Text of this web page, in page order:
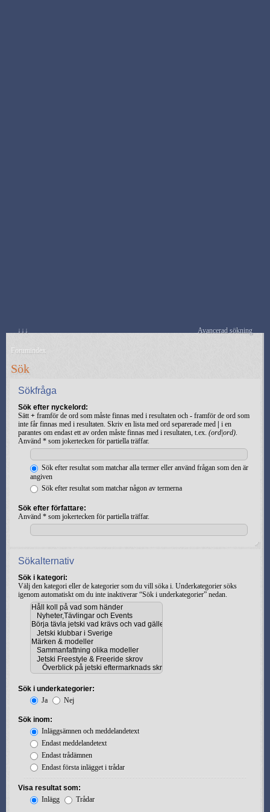
↓↓↓ Avancerad sökning
Forumindex
Sök
Sökfråga
Sök efter nyckelord:
Sätt+ framför de ord som måste finnas med i resultaten och - framför de ord som
inte får finnas med i resultaten. Skriv en lista med ord separerade med
i en
parantes om endast ett av orden måste finnas med i resultaten, t.ex. (ord|ord).
Använd * som jokertecken för partiella träffar.
Sök efter resultat som matchar alla termer eller använd frågan som den är
angiven
Sök efter resultat som matchar någon av termerna
Sök efter författare:
Använd * som jokertecken för partiella träffar.
Sökalternativ
Sök i kategori:
Välj den kategori eller de kategorier som du vill söka i. Underkategorier söks
igenom automatiskt om du inte inaktiverar “Sök i underkategorier” nedan.
Sök i underkategorier:
Ja
Nej
Sök inom:
Inläggsämnen och meddelandetext
Endast meddelandetext
Endast trådämnen
Endast första inlägget i trådar
Visa resultat som:
Inlägg
Trådar